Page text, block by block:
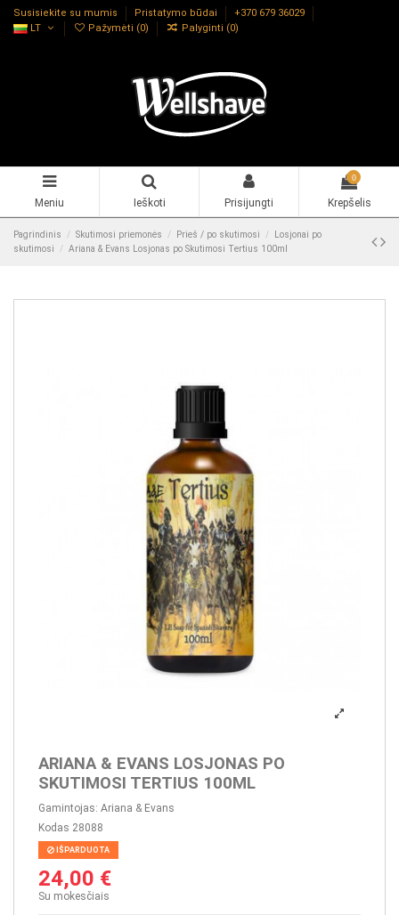
Susisiekite su mumis Pristatymo būdai
+370 679 36029
LT
Pažymėti (0) Palyginti (0)
Meniu Ieškoti Prisijungti
0
Krepšelis
Pagrindinis Skutimosi priemonės Prieš / po skutimosi
Losjonai po
skutimosi
Ariana & Evans Losjonas po Skutimosi Tertius 100ml
ARIANA & EVANS LOSJONAS PO
SKUTIMOSI TERTIUS 100ML
Gamintojas: Ariana & Evans
Kodas 28088
IŠPARDUOTA
24,00 €
Su mokesčiais